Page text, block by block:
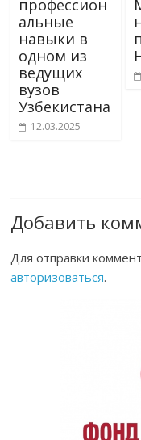
профессион
альные
навыки в
одном из
ведущих
вузов
Узбекистана
12.03.2025
Добавить
Для отправки
авторизоваться.